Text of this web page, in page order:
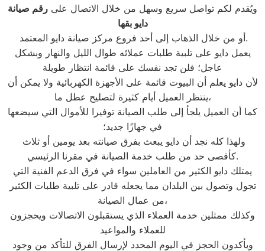
ويُقدم لكم تواصل سريع وسهل من خلال الاتصال على رقم صيانة
دايو بقها
أو من خلال الذهاب إلى أحد فروع مركز صيانة دايو المعتمد.
يعمل دايو على تلبية طلبات عملائه طوال الليل والنهار وبشكل
عاجل؛ فلن تجد نفسك على قائمة انتظار طويلة
لأن دايو يعلم أن البيوت قائمة على الأجهزة الكهربائية ولا يمكن أن
ينتظر العميل أيام كثيرة لتصليح عطل ما،
كما أن العميل يلجأ إلى طلب الصيانة توفيرا للأموال التي سيضعها
في جهازًا جديد؛
كأقصى حد من طلب خدمة الصيانة في مقرنا الرئيسي.
يمتلك دايو الكثير من العاملين سواء في فرق الدعم الفنية التي
تجول وتصول بين البلدان مما يجعله قادر على تلبية طلبات الكثير
من عمال الصيانة،
وكذلك ممثلين خدمة العملاء الذي يستقبلون الاتصالات ويحجزون
للعملاء والمواعيد
ويأكدون الحجز في اليوم المحدد لإرسال الفرق للتأكد من وجود